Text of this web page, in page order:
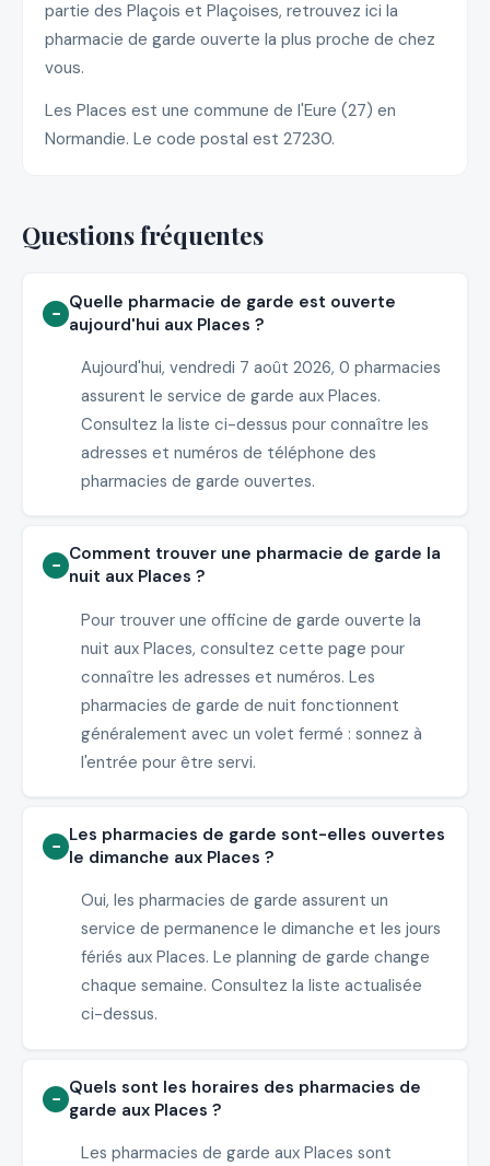
partie des Plaçois et Plaçoises, retrouvez ici la
pharmacie de garde ouverte la plus proche de chez
vous.
Les Places est une commune de l'Eure (27) en
Normandie. Le code postal est 27230.
Questions fréquentes
Quelle pharmacie de garde est ouverte
aujourd'hui aux Places ?
Aujourd'hui, vendredi 7 août 2026, 0 pharmacies
assurent le service de garde aux Places.
Consultez la liste ci-dessus pour connaître les
adresses et numéros de téléphone des
pharmacies de garde ouvertes.
Comment trouver une pharmacie de garde la
nuit aux Places ?
Pour trouver une officine de garde ouverte la
nuit aux Places, consultez cette page pour
connaître les adresses et numéros. Les
pharmacies de garde de nuit fonctionnent
généralement avec un volet fermé : sonnez à
l'entrée pour être servi.
Les pharmacies de garde sont-elles ouvertes
le dimanche aux Places ?
Oui, les pharmacies de garde assurent un
service de permanence le dimanche et les jours
fériés aux Places. Le planning de garde change
chaque semaine. Consultez la liste actualisée
ci-dessus.
Quels sont les horaires des pharmacies de
garde aux Places ?
Les pharmacies de garde aux Places sont